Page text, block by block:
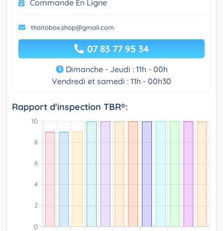
Commande En Ligne
thaitobox.shop@gmail.com
07 83 77 95 34
Dimanche - Jeudi : 11h - 00h
Vendredi et samedi : 11h - 00h30
Rapport d'inspection TBR®: